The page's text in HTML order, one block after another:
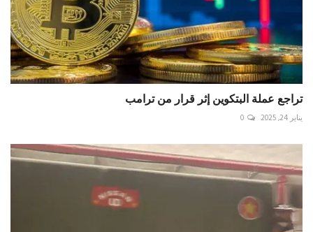
تراجع عملة البتكوين إثر قرار من ترامب
يناير 24, 2025 0